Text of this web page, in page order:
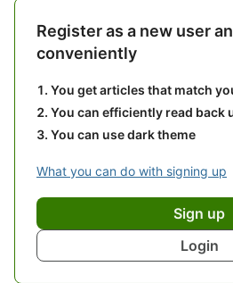
Register as a new user
conveniently
You get articles that match
You can efficiently read back
You can use dark theme
What you can do with signing up
Sign up
Login